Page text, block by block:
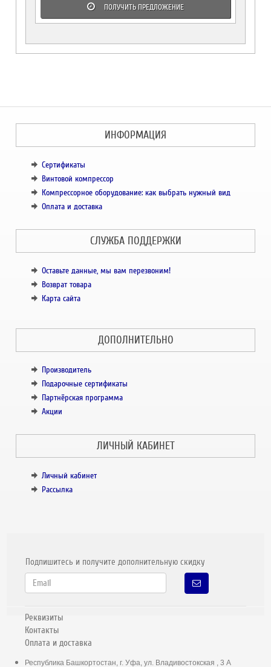
ПОЛУЧИТЬ ПРЕДЛОЖЕНИЕ
ИНФОРМАЦИЯ
Сертификаты
Винтовой компрессор
Компрессорное оборудование: как выбрать нужный вид
Оплата и доставка
СЛУЖБА ПОДДЕРЖКИ
Оставьте данные, мы вам перезвоним!
Возврат товара
Карта сайта
ДОПОЛНИТЕЛЬНО
Производитель
Подарочные сертификаты
Партнёрская программа
Акции
ЛИЧНЫЙ КАБИНЕТ
Личный кабинет
Рассылка
Подпишитесь и получите дополнительную скидку
Реквизиты
Контакты
Оплата и доставка
Республика Башкортостан, г. Уфа, ул. Владивостокская , 3 А